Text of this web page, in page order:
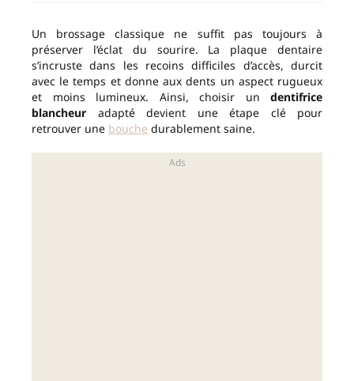
Un brossage classique ne suffit pas toujours à
préserver l’éclat du sourire. La plaque dentaire
s’incruste dans les recoins difficiles d’accès, durcit
avec le temps et donne aux dents un aspect rugueux
et moins lumineux. Ainsi, choisir un dentifrice
blancheur adapté devient une étape clé pour
retrouver une bouche durablement saine.